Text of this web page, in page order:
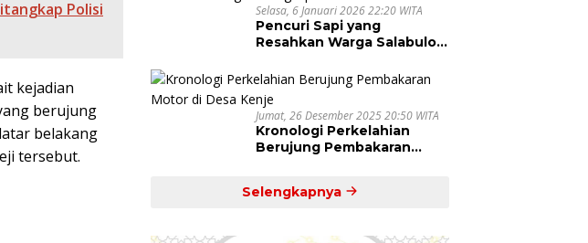
Polisi
kejadian
berujung
belakang
tersebut.
Selasa, 6 Januari 2026 22:20 WITA
Pencuri Sapi yang
Resahkan Warga Salabulo
Jumat, 26 Desember 2025 20:50 WITA
Kronologi Perkelahian
Berujung Pembakaran
Selengkapnya